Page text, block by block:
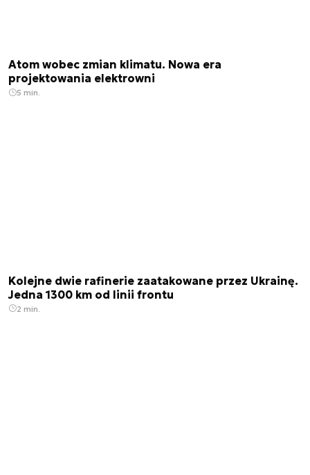
Atom wobec zmian klimatu. Nowa era
projektowania elektrowni
5 min.
Kolejne dwie rafinerie zaatakowane przez Ukrainę.
Jedna 1300 km od linii frontu
2 min.